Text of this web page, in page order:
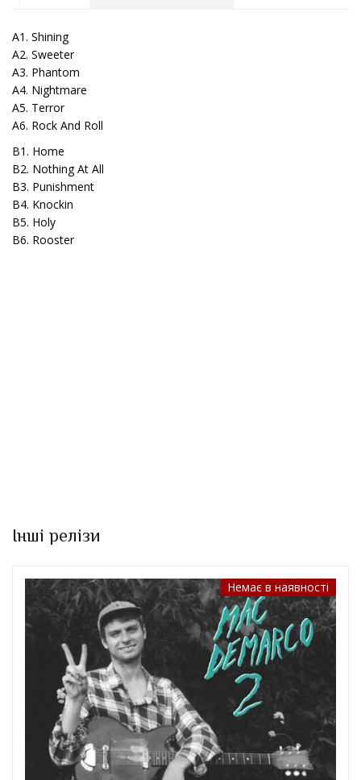
A1. Shining
A2. Sweeter
A3. Phantom
A4. Nightmare
A5. Terror
A6. Rock And Roll
B1. Home
B2. Nothing At All
B3. Punishment
B4. Knockin
B5. Holy
B6. Rooster
Інші релізи
Немає в наявності